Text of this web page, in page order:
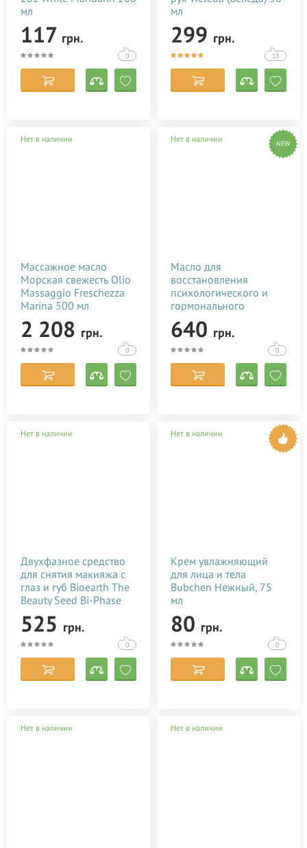
мл
117 грн.
0
мл
299 грн.
13
Нет в наличии
Массажное масло
Морская свежесть Olio
Massaggio Freschezza
Marina 500 мл
2 208 грн.
0
Нет в наличии NEW
Масло для
восстановления
психологического и
гормонального
состояния после родов
Baby Teva Roga Oil 100
мл
640 грн.
0
Нет в наличии
Двухфазное средство
для снятия макияжа с
глаз и губ Bioearth The
Beauty Seed Bi-Phase
Make Up Remover 150
мл
525 грн.
0
Нет в наличии
Крем увлажняющий
для лица и тела
Bubchen Нежный, 75
мл
80 грн.
0
Нет в наличии Нет в наличии